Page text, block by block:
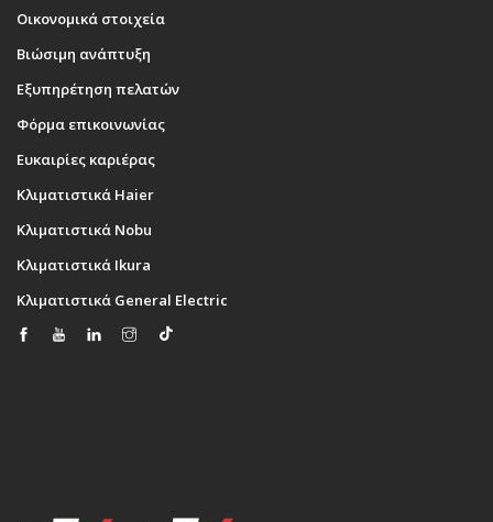
Οικονομικά στοιχεία
Βιώσιμη ανάπτυξη
Εξυπηρέτηση πελατών
Φόρμα επικοινωνίας
Ευκαιρίες καριέρας
Κλιματιστικά Haier
Κλιματιστικά Nobu
Κλιματιστικά Ikura
Κλιματιστικά General Electric